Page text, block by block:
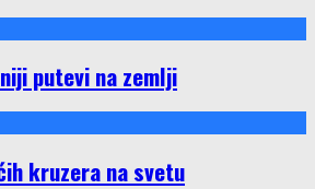
putevi na zemlji
kruzera na svetu